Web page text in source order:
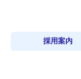
採用案内